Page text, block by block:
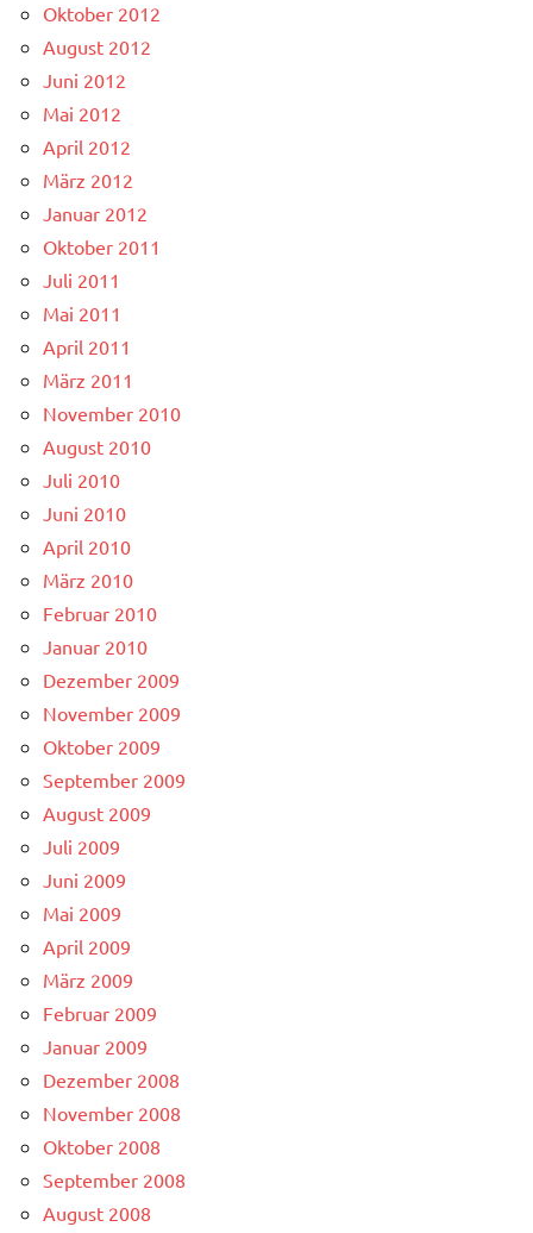
Oktober 2012
August 2012
Juni 2012
Mai 2012
April 2012
März 2012
Januar 2012
Oktober 2011
Juli 2011
Mai 2011
April 2011
März 2011
November 2010
August 2010
Juli 2010
Juni 2010
April 2010
März 2010
Februar 2010
Januar 2010
Dezember 2009
November 2009
Oktober 2009
September 2009
August 2009
Juli 2009
Juni 2009
Mai 2009
April 2009
März 2009
Februar 2009
Januar 2009
Dezember 2008
November 2008
Oktober 2008
September 2008
August 2008